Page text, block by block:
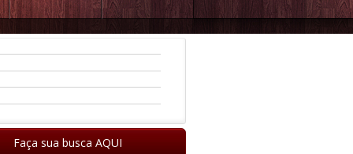
Faça sua busca AQUI